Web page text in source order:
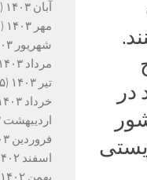
آبان ۱۴۰۳
(۴۰)
مهر ۱۴۰۳
(۷۱)
شهریور ۱۴۰۳
مرداد ۱۴۰۳
تیر ۱۴۰۳
(۱۴۵)
خرداد ۱۴۰۳
اردیبهشت ۱۴۰۳
فروردین ۱۴۰۳
اسفند ۱۴۰۲
بهمن ۱۴۰۲